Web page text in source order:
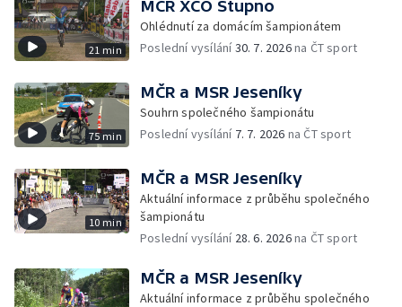
21 min
MČR XCO Stupno
Ohlédnutí za domácím šampionátem
Poslední vysílání30. 7. 2026na ČT sport
75 min
MČR a MSR Jeseníky
Souhrn společného šampionátu
Poslední vysílání 7. 7. 2026 na ČT sport
10 min
MČR a MSR Jeseníky
Aktuální informace z průběhu společného
šampionátu
Poslední vysílání 28. 6. 2026na ČT sport
MČR a MSR Jeseníky
Aktuální informace z průběhu společného